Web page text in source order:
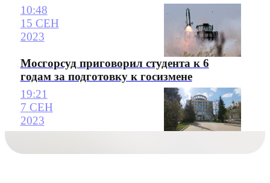
10:48
15 СЕН
2023
Мосгорсуд приговорил студента к 6
годам за подготовку к госизмене
19:21
7 СЕН
2023